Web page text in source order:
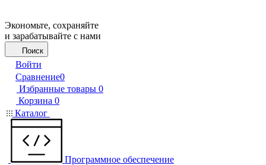
Экономьте, сохраняйте
и зарабатывайте с нами
Поиск
Войти
Сравнение0
Избранные товары 0
Корзина 0
Каталог
Программное обеспечение